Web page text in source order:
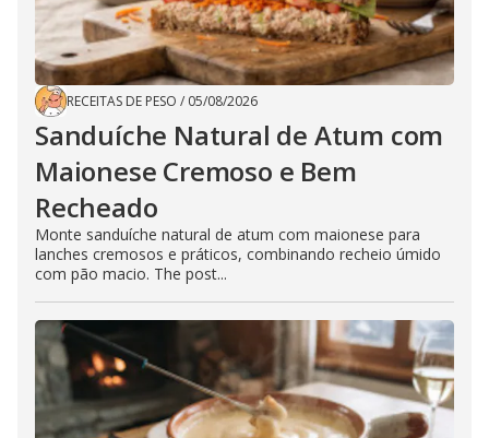
RECEITAS DE PESO / 05/08/2026
Sanduíche Natural de Atum com
Maionese Cremoso e Bem
Recheado
Monte sanduíche natural de atum com maionese para
lanches cremosos e práticos, combinando recheio úmido
com pão macio. The post...